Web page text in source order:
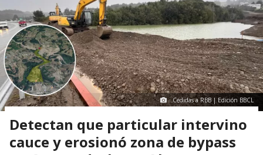
Cedidas a RBB | Edición BBCL
Detectan que particular intervino
cauce y erosionó zona de bypass